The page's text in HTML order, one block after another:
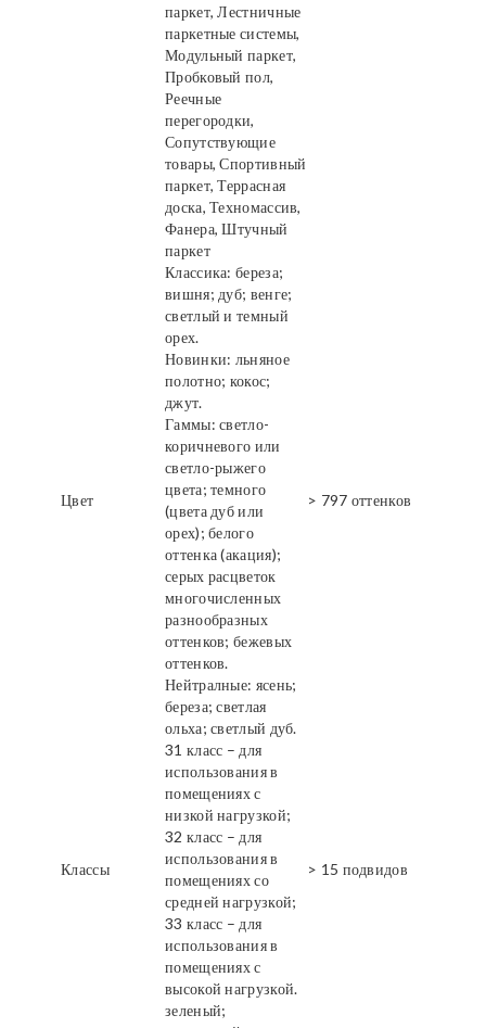
паркет, Лестничные
паркетные системы,
Модульный паркет,
Пробковый пол,
Реечные
перегородки,
Сопутствующие
товары, Спортивный
паркет, Террасная
доска, Техномассив,
Фанера, Штучный
паркет
Цвет
Классика: береза;
вишня; дуб; венге;
светлый и темный
орех.
Новинки: льняное
полотно; кокос;
джут.
Гаммы: светло-
коричневого или
светло-рыжего
цвета; темного
(цвета дуб или
орех); белого
оттенка (акация);
серых расцветок
многочисленных
разнообразных
оттенков; бежевых
оттенков.
Нейтралные: ясень;
береза; светлая
ольха; светлый дуб.
> 797 оттенков
Классы
31 класс – для
использования в
помещениях с
низкой нагрузкой;
32 класс – для
использования в
помещениях со
средней нагрузкой;
33 класс – для
использования в
помещениях с
высокой нагрузкой.
> 15 подвидов
зеленый;